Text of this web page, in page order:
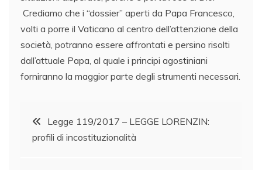
Crediamo che i “dossier” aperti da Papa Francesco,
volti a porre il Vaticano al centro dell’attenzione della
società, potranno essere affrontati e persino risolti
dall’attuale Papa, al quale i principi agostiniani
forniranno la maggior parte degli strumenti necessari.
Navigazione
articoli
Legge 119/2017 – LEGGE LORENZIN:
profili di incostituzionalità